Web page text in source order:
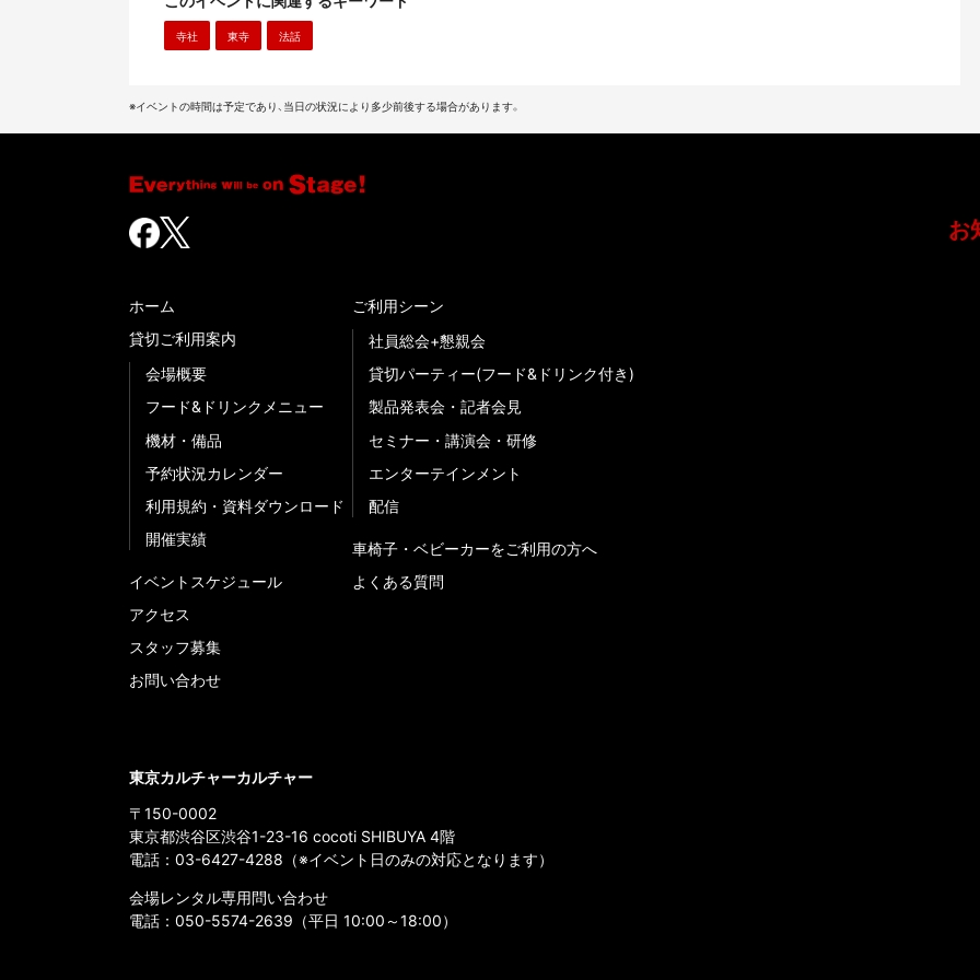
寺社 東寺 法話
※イベントの時間は予定であり、当日の状況により多少前後する場合があります。
ホーム
貸切ご利用案内
会場概要
フード&ドリンクメニュー
機材・備品
予約状況カレンダー
利用規約・資料ダウンロード
開催実績
イベントスケジュール
アクセス
スタッフ募集
お問い合わせ
ご利用シーン
社員総会+懇親会
貸切パーティー(フード&ドリンク付き)
製品発表会・記者会見
セミナー・講演会・研修
エンターテインメント
配信
車椅子・ベビーカーをご利用の方へ
よくある質問
お
東京カルチャーカルチャー
〒150-0002
東京都渋谷区渋谷1-23-16 cocoti SHIBUYA 4階
電話： 03-6427-4288 （※イベント日のみの対応となります）
会場レンタル専用問い合わせ
電話： 050-5574-2639 （平日 10:00～18:00）